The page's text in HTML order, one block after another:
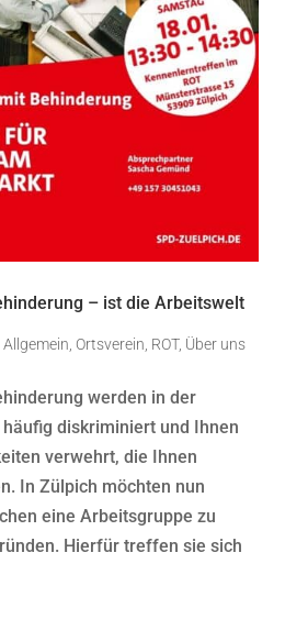
– ist die Arbeitswelt
Allgemein Ortsverein ROT, Über uns
werden in der
diskriminiert und Ihnen
verwehrt, die Ihnen
In Zülpich möchten nun
eine Arbeitsgruppe zu
Hierfür treffen sie sich